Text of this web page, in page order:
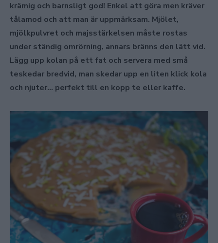
krämig och barnsligt god! Enkel att göra men kräver
tålamod och att man är uppmärksam. Mjölet,
mjölkpulvret och majsstärkelsen måste rostas
under ständig omrörning, annars bränns den lätt vid.
Lägg upp kolan på ett fat och servera med små
teskedar bredvid, man skedar upp en liten klick kola
och njuter… perfekt till en kopp te eller kaffe.